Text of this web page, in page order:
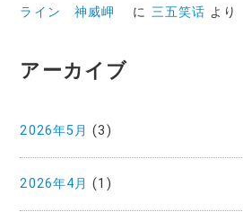
ライン 神威岬
に 三五笑话 より
アーカイブ
2026年5月 (3)
2026年4月 (1)